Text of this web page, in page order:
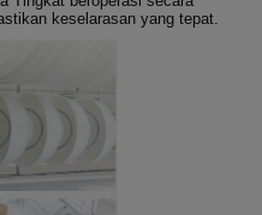
keselarasan yang tepat.